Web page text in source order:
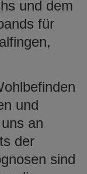
und dem
für
und
an
der
sind